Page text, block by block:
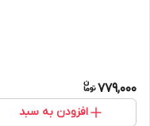
779,000
افزودن به سبد